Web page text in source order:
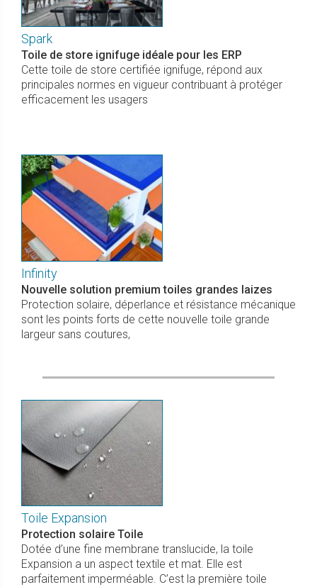
Spark
Toile de store ignifuge idéale pour les ERP
Cette toile de store certifiée ignifuge, répond aux
principales normes en vigueur contribuant à protéger
efficacement les usagers
Infinity
Nouvelle solution premium toiles grandes laizes
Protection solaire, déperlance et résistance mécanique
sont les points forts de cette nouvelle toile grande
largeur sans coutures,
Toile Expansion
Protection solaire Toile
Dotée d’une fine membrane translucide, la toile
Expansion a un aspect textile et mat. Elle est
parfaitement imperméable. C’est la première toile